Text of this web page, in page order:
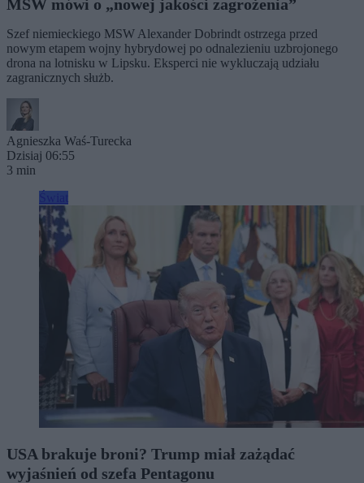
MSW mówi o „nowej jakości zagrożenia”
Szef niemieckiego MSW Alexander Dobrindt ostrzega przed
nowym etapem wojny hybrydowej po odnalezieniu uzbrojonego
drona na lotnisku w Lipsku. Eksperci nie wykluczają udziału
zagranicznych służb.
Agnieszka Waś-Turecka
Dzisiaj 06:55
3 min
USA brakuje broni? Trump miał zażądać
wyjaśnień od szefa Pentagonu